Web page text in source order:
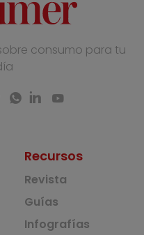
consumo para tu
Recursos
Revista
Guías
Infografías